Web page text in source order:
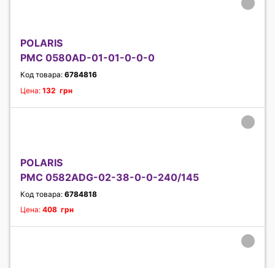
POLARIS
PMC 0580AD-01-01-0-0-0
Код товара: 6784816
Цена: 132 грн
POLARIS
PMC 0582ADG-02-38-0-0-240/145
Код товара: 6784818
Цена: 408 грн